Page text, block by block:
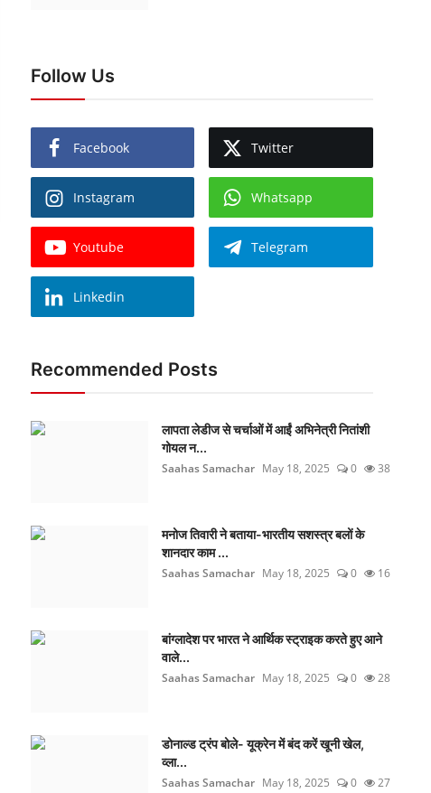
Follow Us
Facebook Twitter
Instagram Whatsapp
Youtube Telegram
Linkedin
Recommended Posts
लापता लेडीज से चर्चाओं में आईं अभिनेत्री नितांशी
गोयल न...
Saahas Samachar May 18, 2025 0 38
मनोज तिवारी ने बताया-भारतीय सशस्त्र बलों के
शानदार काम ...
Saahas Samachar May 18, 2025 0 16
बांग्लादेश पर भारत ने आर्थिक स्ट्राइक करते हुए आने
वाले...
Saahas Samachar May 18, 2025 0 28
डोनाल्ड ट्रंप बोले- यूक्रेन में बंद करें खूनी खेल,
व्ला...
Saahas Samachar May 18, 2025 0 27